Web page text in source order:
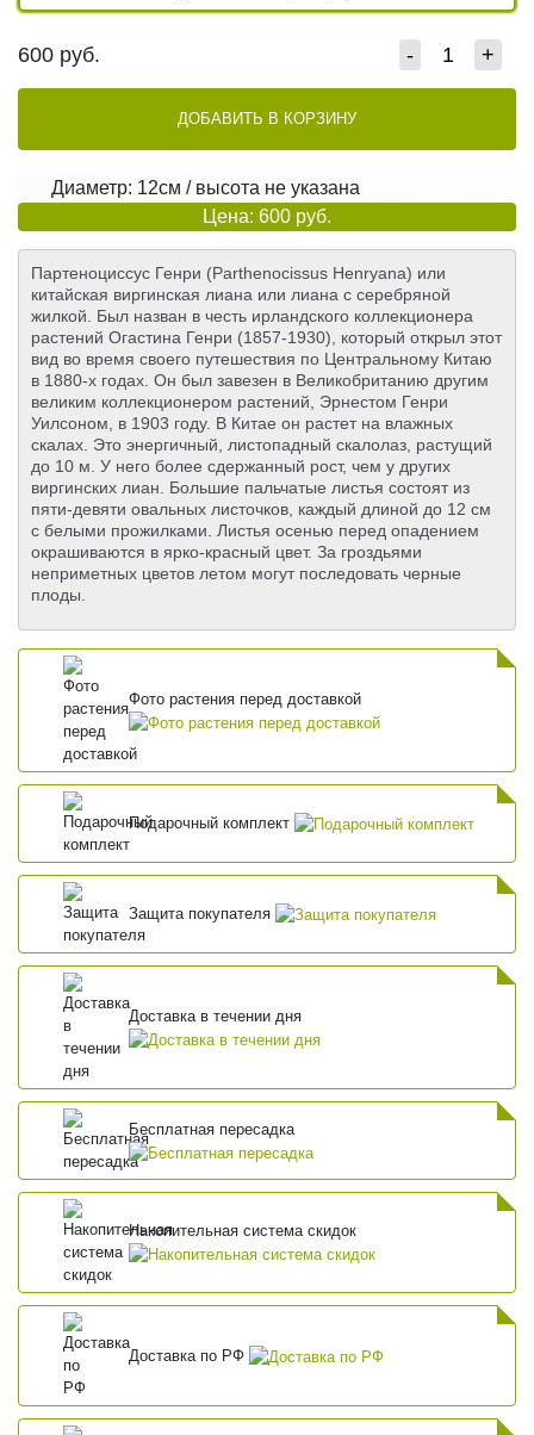
600 руб. - +
ДОБАВИТЬ В КОРЗИНУ
Диаметр: 12см / высота не указана
Цена: 600 руб.
Партеноциссус Генри (Parthenocissus Henryana) или
китайская виргинская лиана или лиана с серебряной
жилкой. Был назван в честь ирландского коллекционера
растений Огастина Генри (1857-1930), который открыл этот
вид во время своего путешествия по Центральному Китаю
в 1880-х годах. Он был завезен в Великобританию другим
великим коллекционером растений, Эрнестом Генри
Уилсоном, в 1903 году. В Китае он растет на влажных
скалах. Это энергичный, листопадный скалолаз, растущий
до 10 м. У него более сдержанный рост, чем у других
виргинских лиан. Большие пальчатые листья состоят из
пяти-девяти овальных листочков, каждый длиной до 12 см
с белыми прожилками. Листья осенью перед опадением
окрашиваются в ярко-красный цвет. За гроздьями
неприметных цветов летом могут последовать черные
плоды.
Фото растения перед доставкой
Подарочный комплект
Защита покупателя
Доставка в течении дня
Бесплатная пересадка
Накопительная система скидок
Доставка по РФ